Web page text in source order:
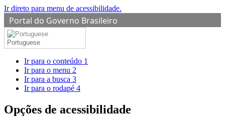
Ir direto para menu de acessibilidade.
Portal do Governo Brasileiro
Portuguese
Ir para o conteúdo 1
Ir para o menu 2
Ir para a busca 3
Ir para o rodapé 4
Opções de acessibilidade